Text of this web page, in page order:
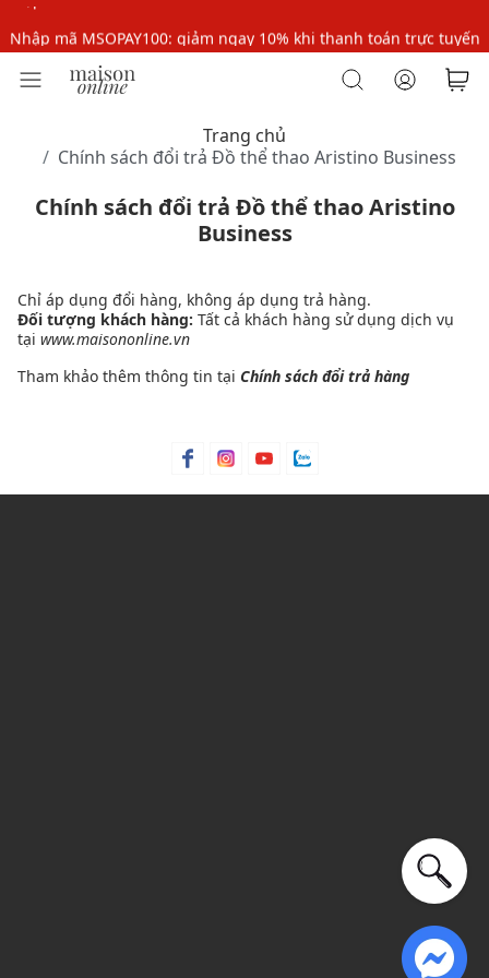
Nhập mã MSOPAY100: giảm ngay 10% khi thanh toán trực tuyến
Nhập mã: MSOXINCHAO - Giảm 10% đơn đầu cho thành viên mới!
Trang chủ
Chính sách đổi trả Đồ thể thao Aristino Business
Chính sách đổi trả Đồ thể thao Aristino
Business
Chỉ áp dụng đổi hàng, không áp dụng trả hàng.
Đối tượng khách hàng: Tất cả khách hàng sử dụng dịch vụ
tại www.maisononline.vn
Tham khảo thêm thông tin tại Chính sách đổi trả hàng